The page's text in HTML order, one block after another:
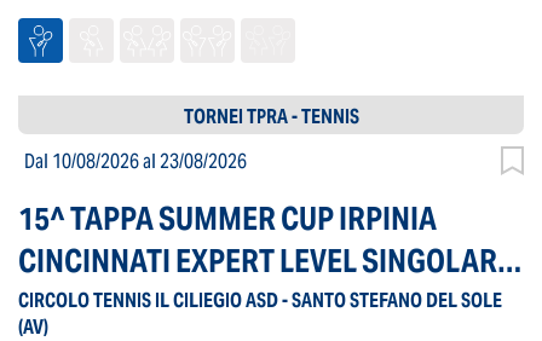
TORNEI TPRA - TENNIS
Dal 10/08/2026al 23/08/2026
15^ TAPPA SUMMER CUP IRPINIA
CINCINNATI EXPERT LEVEL SINGOLARE
MASCHILE
CIRCOLO TENNIS IL CILIEGIO ASD - SANTO STEFANO DEL SOLE
(AV)